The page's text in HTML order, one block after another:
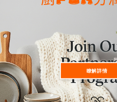
瞭解詳情
price